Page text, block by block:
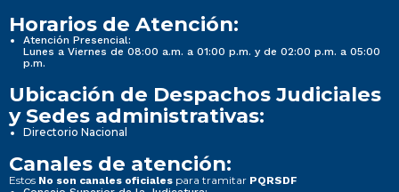
Horarios de Atención:
Atención Presencial:
Lunes a Viernes de 08:00 a.m. a 01:00 p.m. y de 02:00 p.m. a 05:00
p.m.
Ubicación de Despachos Judiciales
y Sedes administrativas:
Directorio Nacional
Canales de atención:
Estos No son canales oficiales para tramitar PQRSDF